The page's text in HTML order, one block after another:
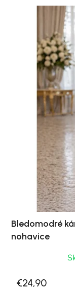
Bledomodré
nohavice
€24,90